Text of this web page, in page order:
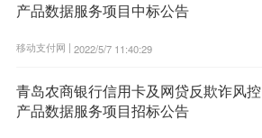
产品数据服务项目中标公告
移动支付网 | 2022/5/7 11:40:29
青岛农商银行信用卡及网贷反欺诈风控
产品数据服务项目招标公告